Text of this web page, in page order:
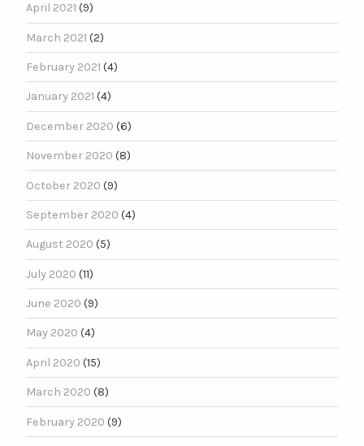
April 2021 (9)
March 2021 (2)
February 2021 (4)
January 2021 (4)
December 2020 (6)
November 2020 (8)
October 2020 (9)
September 2020 (4)
August 2020 (5)
July 2020 (11)
June 2020 (9)
May 2020 (4)
April 2020 (15)
March 2020 (8)
February 2020 (9)